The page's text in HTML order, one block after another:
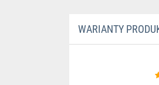
WARIANTY